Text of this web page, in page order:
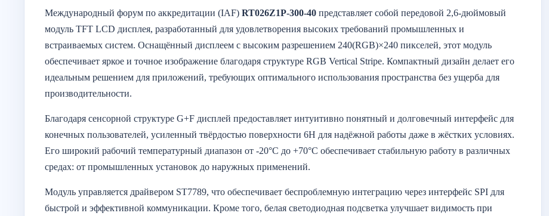
Международный форум по аккредитации (IAF) RT026Z1P-300-40 представляет собой передовой 2,6-дюймовый
модуль TFT LCD дисплея, разработанный для удовлетворения высоких требований промышленных и
встраиваемых систем. Оснащённый дисплеем с высоким разрешением 240(RGB)×240 пикселей, этот модуль
обеспечивает яркое и точное изображение благодаря структуре RGB Vertical Stripe. Компактный дизайн делает его
идеальным решением для приложений, требующих оптимального использования пространства без ущерба для
производительности.
Благодаря сенсорной структуре G+F дисплей предоставляет интуитивно понятный и долговечный интерфейс для
конечных пользователей, усиленный твёрдостью поверхности 6H для надёжной работы даже в жёстких условиях.
Его широкий рабочий температурный диапазон от -20°C до +70°C обеспечивает стабильную работу в различных
средах: от промышленных установок до наружных применений.
Модуль управляется драйвером ST7789, что обеспечивает беспроблемную интеграцию через интерфейс SPI для
быстрой и эффективной коммуникации. Кроме того, белая светодиодная подсветка улучшает видимость при